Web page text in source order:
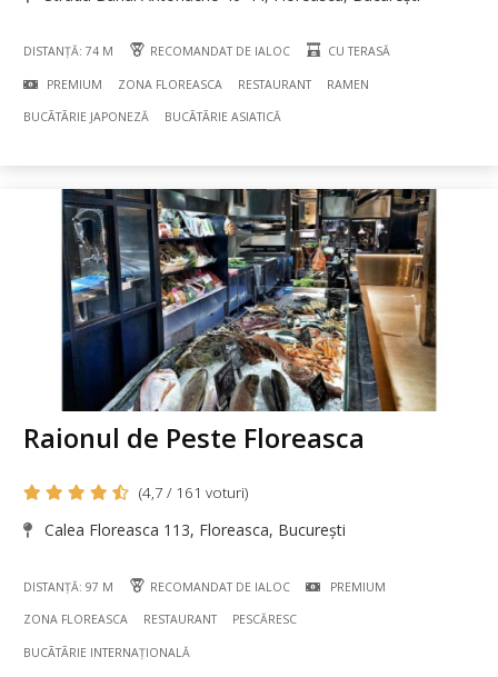
DISTANȚĂ: 74 M RECOMANDAT DE IALOC CU TERASĂ
PREMIUM ZONA FLOREASCA RESTAURANT RAMEN
BUCÃTÃRIE JAPONEZĂ BUCÃTÃRIE ASIATICĂ
Raionul de Peste Floreasca
(4,7 / 161 voturi)
Calea Floreasca 113, Floreasca, București
DISTANȚĂ: 97 M RECOMANDAT DE IALOC PREMIUM
ZONA FLOREASCA RESTAURANT PESCĂRESC
BUCÃTÃRIE INTERNAȚIONALĂ